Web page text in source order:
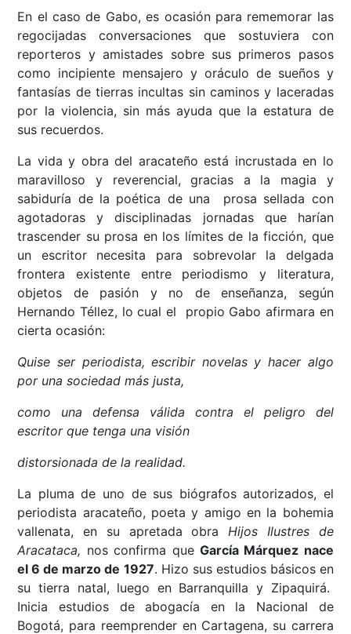
En el caso de Gabo, es ocasión para rememorar las
regocijadas conversaciones que sostuviera con
reporteros y amistades sobre sus primeros pasos
como incipiente mensajero y oráculo de sueños y
fantasías de tierras incultas sin caminos y laceradas
por la violencia, sin más ayuda que la estatura de
sus recuerdos.
La vida y obra del aracateño está incrustada en lo
maravilloso y reverencial, gracias a la magia y
sabiduría de la poética de una prosa sellada con
agotadoras y disciplinadas jornadas que harían
trascender su prosa en los límites de la ficción, que
un escritor necesita para sobrevolar la delgada
frontera existente entre periodismo y literatura,
objetos de pasión y no de enseñanza, según
Hernando Téllez, lo cual el propio Gabo afirmara en
cierta ocasión:
Quise ser periodista, escribir novelas y hacer algo
por una sociedad más justa,
como una defensa válida contra el peligro del
escritor que tenga una visión
distorsionada de la realidad.
La pluma de uno de sus biógrafos autorizados, el
periodista aracateño, poeta y amigo en la bohemia
vallenata, en su apretada obra Hijos Ilustres de
Aracataca, nos confirma que García Márquez nace
el 6 de marzo de 1927. Hizo sus estudios básicos en
su tierra natal, luego en Barranquilla y Zipaquirá.
Inicia estudios de abogacía en la Nacional de
Bogotá, para reemprender en Cartagena, su carrera